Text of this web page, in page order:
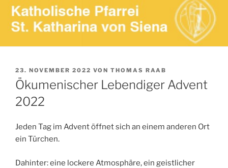
VERÖFFENTLICHT
AM
23. NOVEMBER 2022 VON THOMAS RAAB
Ökumenischer Lebendiger Advent
2022
Jeden Tag im Advent öffnet sich an einem anderen Ort
ein Türchen.
Dahinter: eine lockere Atmosphäre, ein geistlicher